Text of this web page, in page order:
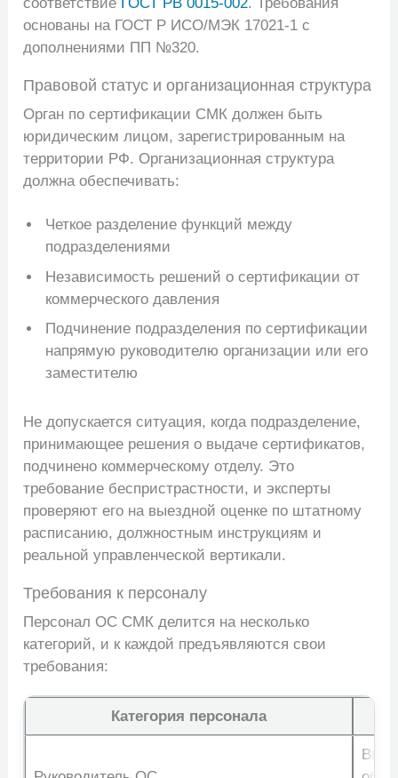
основаны на ГОСТ Р ИСО/МЭК 17021-1 с
дополнениями ПП №320.
Правовой статус и организационная структура
Орган по сертификации СМК должен быть
юридическим лицом, зарегистрированным на
территории РФ. Организационная структура
должна обеспечивать:
Четкое разделение функций между
подразделениями
Независимость решений о сертификации от
коммерческого давления
Подчинение подразделения по сертификации
напрямую руководителю организации или его
заместителю
Не допускается ситуация, когда подразделение,
принимающее решения о выдаче сертификатов,
подчинено коммерческому отделу. Это
требование беспристрастности, и эксперты
проверяют его на выездной оценке по штатному
расписанию, должностным инструкциям и
реальной управленческой вертикали.
Требования к персоналу
Персонал ОС СМК делится на несколько
категорий, и к каждой предъявляются свои
требования:
Категория персонала